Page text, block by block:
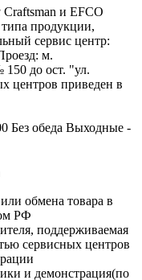
и EFCO
типа продукции,
сервис центр:
м.
150 до ост. "ул.
центров приведен в
Без обеда Выходные -
обмена товара в
РФ
поддерживаемая
сервисных центров
и демонстрация(по